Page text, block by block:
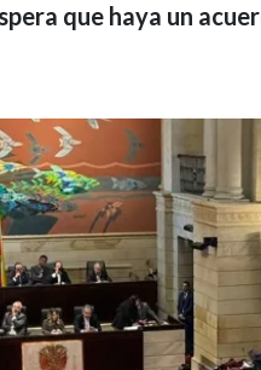
que haya un